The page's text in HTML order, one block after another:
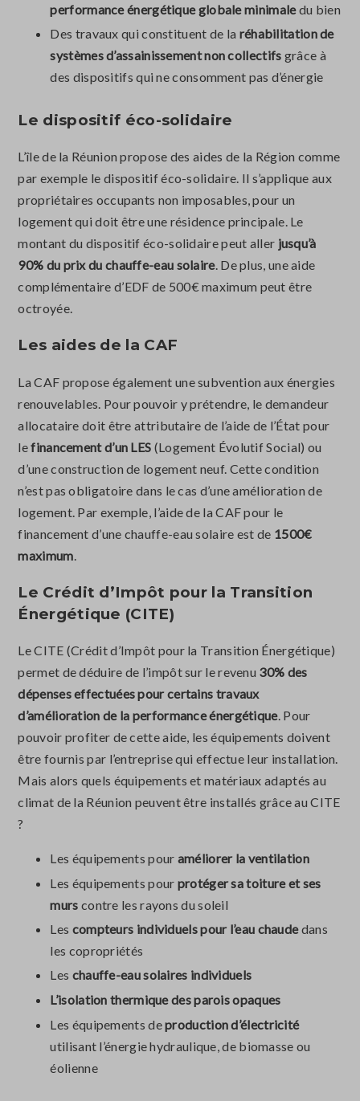
performance énergétique globale minimaledu bien
Des travaux qui constituent de la réhabilitation de
systèmes d’assainissement non collectifs grâce à
des dispositifs qui ne consomment pas d’énergie
Le dispositif éco-solidaire
L’île de la Réunion propose des aides de la Région comme
par exemple le dispositif éco-solidaire. Il s’applique aux
propriétaires occupants non imposables, pour un
logement qui doit être une résidence principale. Le
montant du dispositif éco-solidaire peut aller jusqu’à
90% du prix du chauffe-eau solaire. De plus, une aide
complémentaire d’EDF de 500€ maximum peut être
octroyée.
Les aides de la CAF
La CAF propose également une subvention aux énergies
renouvelables. Pour pouvoir y prétendre, le demandeur
allocataire doit être attributaire de l’aide de l’État pour
lefinancement d’un LES (Logement Évolutif Social) ou
d’une construction de logement neuf. Cette condition
n’est pas obligatoire dans le cas d’une amélioration de
logement. Par exemple, l’aide de la CAF pour le
financement d’une chauffe-eau solaire est de 1500€
maximum.
Le Crédit d’Impôt pour la Transition
Énergétique (CITE)
Le CITE (Crédit d’Impôt pour la Transition Énergétique)
permet de déduire de l’impôt sur le revenu 30% des
dépenses effectuées pour certains travaux
d’amélioration de la performance énergétique. Pour
pouvoir profiter de cette aide, les équipements doivent
être fournis par l’entreprise qui effectue leur installation.
Mais alors quels équipements et matériaux adaptés au
climat de la Réunion peuvent être installés grâce au CITE
?
Les équipements pour améliorer la ventilation
Les équipements pour protéger sa toiture et ses
murs contre les rayons du soleil
Les compteurs individuels pour l’eau chaudedans
les copropriétés
Les chauffe-eau solaires individuels
L’isolation thermique des parois opaques
Les équipements deproduction d’électricité
utilisant l’énergie hydraulique, de biomasse ou
éolienne